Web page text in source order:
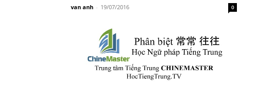
van anh - 19/07/2016 0